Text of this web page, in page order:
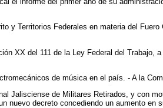
Territorios Federales en materia del
XX del 111 de la Ley Federal del Trabajo,
de música en el país. - A la
Jalisciense de Militares Retirados, y con
decreto concediendo un aumento